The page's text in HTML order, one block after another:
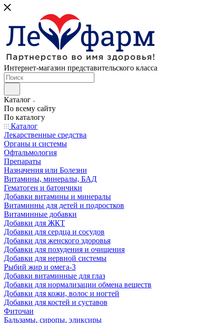
Интернет-магазин представительского класса
Каталог
По всему сайту
По каталогу
Каталог
Лекарственные средства
Органы и системы
Офтальмология
Препараты
Назначения или Болезни
Витамины, минералы, БАД
Гематоген и батончики
Добавки витамины и минералы
Витаминны для детей и подростков
Витаминные добавки
Добавки для ЖКТ
Добавки для сердца и сосудов
Добавки для женского здоровья
Добавки для похудения и очищения
Добавки для нервной системы
Рыбий жир и омега-3
Добавки витаминные для глаз
Добавки для нормализации обмена веществ
Добавки для кожи, волос и ногтей
Добавки для костей и суставов
Фиточаи
Бальзамы, сиропы, эликсиры